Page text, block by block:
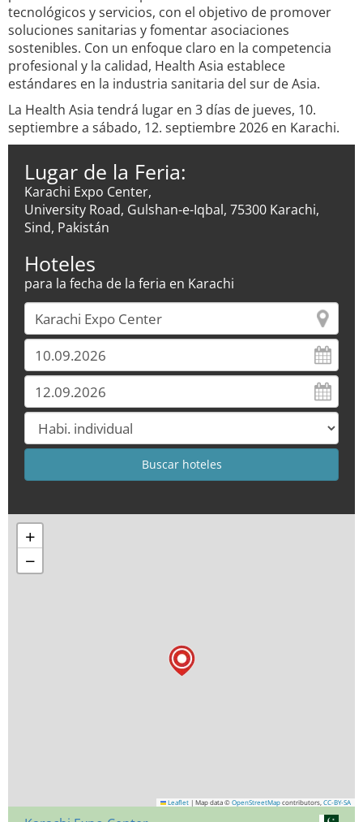
tecnológicos y servicios, con el objetivo de promover
soluciones sanitarias y fomentar asociaciones
sostenibles. Con un enfoque claro en la competencia
profesional y la calidad, Health Asia establece
estándares en la industria sanitaria del sur de Asia.
La Health Asia tendrá lugar en 3 días de jueves, 10.
septiembre a sábado, 12. septiembre 2026 en Karachi.
Lugar de la Feria:
Karachi Expo Center,
University Road, Gulshan-e-Iqbal, 75300 Karachi,
Sind, Pakistán
Hoteles
para la fecha de la feria en Karachi
+
−
Leaflet | Map data © OpenStreetMap contributors, CC-BY-SA